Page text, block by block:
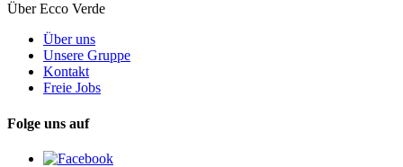
Über Ecco Verde
Über uns
Unsere Gruppe
Kontakt
Freie Jobs
Folge uns auf